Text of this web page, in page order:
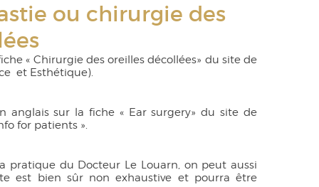
Voyages à visée esthétique
23ème Congrès de l’ISAPS 25 octobre 2016
15 Octobre 2016
THE FACELIFT un livre technique destiné au
public
ou chirurgie des
« Chirurgie des oreilles décollées» du site de
et Esthétique).
anglais sur la fiche « Ear surgery» du site de
for patients ».
pratique du Docteur Le Louarn, on peut aussi
est bien sûr non exhaustive et pourra être